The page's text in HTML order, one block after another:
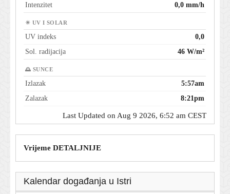
Intenzitet
0,0 mm/h
☀ UV I SOLAR
UV indeks
0,0
Sol. radijacija
46 W/m²
🌅 SUNCE
Izlazak
5:57am
Zalazak
8:21pm
Last Updated on Aug 9 2026, 6:52 am CEST
Vrijeme DETALJNIJE
Kalendar događanja u Istri